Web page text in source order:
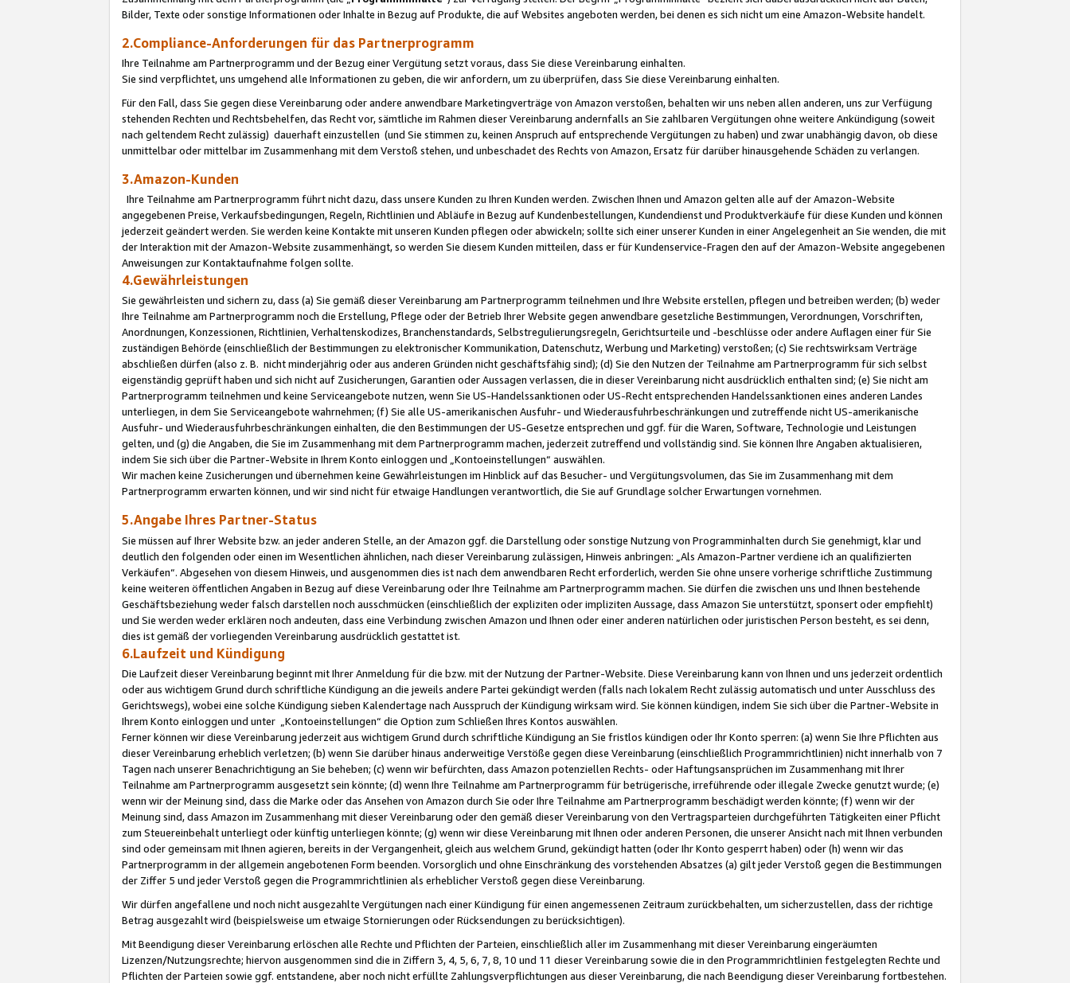
Bilder, Texte oder sonstige Informationen oder Inhalte in Bezug auf Produkte, die auf Websites angeboten werden, bei denen es sich nicht um eine Amazon-Website handelt.
2.Compliance-Anforderungen für das Partnerprogramm
Ihre Teilnahme am Partnerprogramm und der Bezug einer Vergütung setzt voraus, dass Sie diese Vereinbarung einhalten.
Sie sind verpflichtet, uns umgehend alle Informationen zu geben, die wir anfordern, um zu überprüfen, dass Sie diese Vereinbarung einhalten.
Für den Fall, dass Sie gegen diese Vereinbarung oder andere anwendbare Marketingverträge von Amazon verstoßen, behalten wir uns neben allen anderen, uns zur Verfügung
stehenden Rechten und Rechtsbehelfen, das Recht vor, sämtliche im Rahmen dieser Vereinbarung andernfalls an Sie zahlbaren Vergütungen ohne weitere Ankündigung (soweit
nach geltendem Recht zulässig) dauerhaft einzustellen (und Sie stimmen zu, keinen Anspruch auf entsprechende Vergütungen zu haben) und zwar unabhängig davon, ob diese
unmittelbar oder mittelbar im Zusammenhang mit dem Verstoß stehen, und unbeschadet des Rechts von Amazon, Ersatz für darüber hinausgehende Schäden zu verlangen.
3.Amazon-Kunden
Ihre Teilnahme am Partnerprogramm führt nicht dazu, dass unsere Kunden zu Ihren Kunden werden. Zwischen Ihnen und Amazon gelten alle auf der Amazon-Website
angegebenen Preise, Verkaufsbedingungen, Regeln, Richtlinien und Abläufe in Bezug auf Kundenbestellungen, Kundendienst und Produktverkäufe für diese Kunden und können
jederzeit geändert werden. Sie werden keine Kontakte mit unseren Kunden pflegen oder abwickeln; sollte sich einer unserer Kunden in einer Angelegenheit an Sie wenden, die mit
der Interaktion mit der Amazon-Website zusammenhängt, so werden Sie diesem Kunden mitteilen, dass er für Kundenservice-Fragen den auf der Amazon-Website angegebenen
Anweisungen zur Kontaktaufnahme folgen sollte.
4.Gewährleistungen
Sie gewährleisten und sichern zu, dass (a) Sie gemäß dieser Vereinbarung am Partnerprogramm teilnehmen und Ihre Website erstellen, pflegen und betreiben werden; (b) weder
Ihre Teilnahme am Partnerprogramm noch die Erstellung, Pflege oder der Betrieb Ihrer Website gegen anwendbare gesetzliche Bestimmungen, Verordnungen, Vorschriften,
Anordnungen, Konzessionen, Richtlinien, Verhaltenskodizes, Branchenstandards, Selbstregulierungsregeln, Gerichtsurteile und -beschlüsse oder andere Auflagen einer für Sie
zuständigen Behörde (einschließlich der Bestimmungen zu elektronischer Kommunikation, Datenschutz, Werbung und Marketing) verstoßen; (c) Sie rechtswirksam Verträge
abschließen dürfen (also z. B. nicht minderjährig oder aus anderen Gründen nicht geschäftsfähig sind); (d) Sie den Nutzen der Teilnahme am Partnerprogramm für sich selbst
eigenständig geprüft haben und sich nicht auf Zusicherungen, Garantien oder Aussagen verlassen, die in dieser Vereinbarung nicht ausdrücklich enthalten sind; (e) Sie nicht am
Partnerprogramm teilnehmen und keine Serviceangebote nutzen, wenn Sie US-Handelssanktionen oder US-Recht entsprechenden Handelssanktionen eines anderen Landes
unterliegen, in dem Sie Serviceangebote wahrnehmen; (f) Sie alle US-amerikanischen Ausfuhr- und Wiederausfuhrbeschränkungen und zutreffende nicht US-amerikanische
Ausfuhr- und Wiederausfuhrbeschränkungen einhalten, die den Bestimmungen der US-Gesetze entsprechen und ggf. für die Waren, Software, Technologie und Leistungen
gelten, und (g) die Angaben, die Sie im Zusammenhang mit dem Partnerprogramm machen, jederzeit zutreffend und vollständig sind. Sie können Ihre Angaben aktualisieren,
indem Sie sich über die Partner-Website in Ihrem Konto einloggen und „Kontoeinstellungen“ auswählen.
Wir machen keine Zusicherungen und übernehmen keine Gewährleistungen im Hinblick auf das Besucher- und Vergütungsvolumen, das Sie im Zusammenhang mit dem
Partnerprogramm erwarten können, und wir sind nicht für etwaige Handlungen verantwortlich, die Sie auf Grundlage solcher Erwartungen vornehmen.
5.Angabe Ihres Partner-Status
Sie müssen auf Ihrer Website bzw. an jeder anderen Stelle, an der Amazon ggf. die Darstellung oder sonstige Nutzung von Programminhalten durch Sie genehmigt, klar und
deutlich den folgenden oder einen im Wesentlichen ähnlichen, nach dieser Vereinbarung zulässigen, Hinweis anbringen: „Als Amazon-Partner verdiene ich an qualifizierten
Verkäufen“. Abgesehen von diesem Hinweis, und ausgenommen dies ist nach dem anwendbaren Recht erforderlich, werden Sie ohne unsere vorherige schriftliche Zustimmung
keine weiteren öffentlichen Angaben in Bezug auf diese Vereinbarung oder Ihre Teilnahme am Partnerprogramm machen. Sie dürfen die zwischen uns und Ihnen bestehende
Geschäftsbeziehung weder falsch darstellen noch ausschmücken (einschließlich der expliziten oder impliziten Aussage, dass Amazon Sie unterstützt, sponsert oder empfiehlt)
und Sie werden weder erklären noch andeuten, dass eine Verbindung zwischen Amazon und Ihnen oder einer anderen natürlichen oder juristischen Person besteht, es sei denn,
dies ist gemäß der vorliegenden Vereinbarung ausdrücklich gestattet ist.
6.Laufzeit und Kündigung
Die Laufzeit dieser Vereinbarung beginnt mit Ihrer Anmeldung für die bzw. mit der Nutzung der Partner-Website. Diese Vereinbarung kann von Ihnen und uns jederzeit ordentlich
oder aus wichtigem Grund durch schriftliche Kündigung an die jeweils andere Partei gekündigt werden (falls nach lokalem Recht zulässig automatisch und unter Ausschluss des
Gerichtswegs), wobei eine solche Kündigung sieben Kalendertage nach Ausspruch der Kündigung wirksam wird. Sie können kündigen, indem Sie sich über die Partner-Website in
Ihrem Konto einloggen und unter „Kontoeinstellungen“ die Option zum Schließen Ihres Kontos auswählen.
Ferner können wir diese Vereinbarung jederzeit aus wichtigem Grund durch schriftliche Kündigung an Sie fristlos kündigen oder Ihr Konto sperren: (a) wenn Sie Ihre Pflichten aus
dieser Vereinbarung erheblich verletzen; (b) wenn Sie darüber hinaus anderweitige Verstöße gegen diese Vereinbarung (einschließlich Programmrichtlinien) nicht innerhalb von 7
Tagen nach unserer Benachrichtigung an Sie beheben; (c) wenn wir befürchten, dass Amazon potenziellen Rechts- oder Haftungsansprüchen im Zusammenhang mit Ihrer
Teilnahme am Partnerprogramm ausgesetzt sein könnte; (d) wenn Ihre Teilnahme am Partnerprogramm für betrügerische, irreführende oder illegale Zwecke genutzt wurde; (e)
wenn wir der Meinung sind, dass die Marke oder das Ansehen von Amazon durch Sie oder Ihre Teilnahme am Partnerprogramm beschädigt werden könnte; (f) wenn wir der
Meinung sind, dass Amazon im Zusammenhang mit dieser Vereinbarung oder den gemäß dieser Vereinbarung von den Vertragsparteien durchgeführten Tätigkeiten einer Pflicht
zum Steuereinbehalt unterliegt oder künftig unterliegen könnte; (g) wenn wir diese Vereinbarung mit Ihnen oder anderen Personen, die unserer Ansicht nach mit Ihnen verbunden
sind oder gemeinsam mit Ihnen agieren, bereits in der Vergangenheit, gleich aus welchem Grund, gekündigt hatten (oder Ihr Konto gesperrt haben) oder (h) wenn wir das
Partnerprogramm in der allgemein angebotenen Form beenden. Vorsorglich und ohne Einschränkung des vorstehenden Absatzes (a) gilt jeder Verstoß gegen die Bestimmungen
der Ziffer 5 und jeder Verstoß gegen die Programmrichtlinien als erheblicher Verstoß gegen diese Vereinbarung.
Wir dürfen angefallene und noch nicht ausgezahlte Vergütungen nach einer Kündigung für einen angemessenen Zeitraum zurückbehalten, um sicherzustellen, dass der richtige
Betrag ausgezahlt wird (beispielsweise um etwaige Stornierungen oder Rücksendungen zu berücksichtigen).
Mit Beendigung dieser Vereinbarung erlöschen alle Rechte und Pflichten der Parteien, einschließlich aller im Zusammenhang mit dieser Vereinbarung eingeräumten
Lizenzen/Nutzungsrechte; hiervon ausgenommen sind die in Ziffern 3, 4, 5, 6, 7, 8, 10 und 11 dieser Vereinbarung sowie die in den Programmrichtlinien festgelegten Rechte und
Pflichten der Parteien sowie ggf. entstandene, aber noch nicht erfüllte Zahlungsverpflichtungen aus dieser Vereinbarung, die nach Beendigung dieser Vereinbarung fortbestehen.